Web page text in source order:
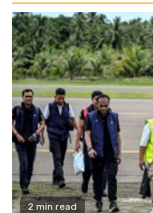
2 min read